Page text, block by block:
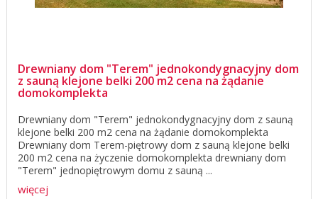
Drewniany dom "Terem" jednokondygnacyjny dom
z sauną klejone belki 200 m2 cena na żądanie
domokomplekta
Drewniany dom "Terem" jednokondygnacyjny dom z sauną
klejone belki 200 m2 cena na żądanie domokomplekta
Drewniany dom Terem-piętrowy dom z sauną klejone belki
200 m2 cena na życzenie domokomplekta drewniany dom
"Terem" jednopiętrowym domu z sauną ...
więcej